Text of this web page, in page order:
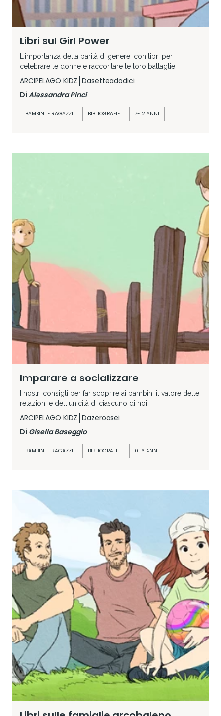
Libri sul Girl Power
L'importanza della parità di genere, con libri per
celebrare le donne e raccontare le loro battaglie
ARCIPELAGO KIDZ Dasetteadodici
Di Alessandra Pinci
BAMBINI E RAGAZZI BIBLIOGRAFIE 7-12 ANNI
Imparare a socializzare
I nostri consigli per far scoprire ai bambini il valore delle
relazioni e dell'unicità di ciascuno di noi
ARCIPELAGO KIDZ Dazeroasei
Di Gisella Baseggio
BAMBINI E RAGAZZI BIBLIOGRAFIE 0-6 ANNI